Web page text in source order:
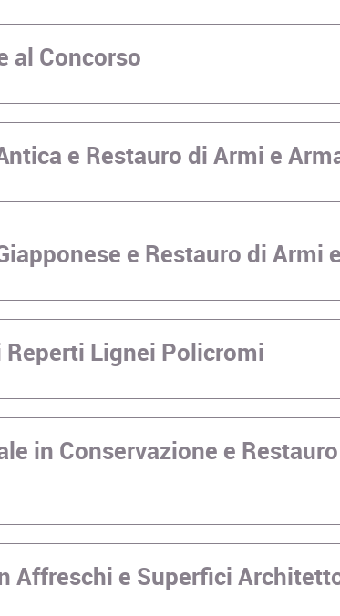
al Concorso
e Restauro di Armi e
e Restauro di Armi
Reperti Lignei Policromi
in Conservazione e
Affreschi e Superfici